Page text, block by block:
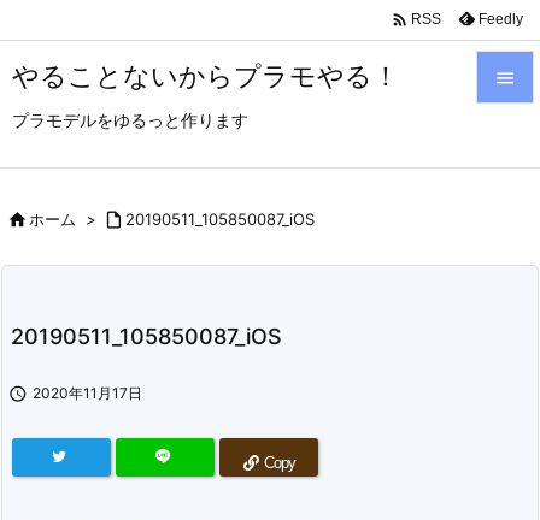
やることないからプラモやる！
プラモデルをゆるっと作ります

 RSS Feedly
ホーム >  20190511_105850087_iOS
20190511_105850087_iOS
 2020年11月17日
Copy